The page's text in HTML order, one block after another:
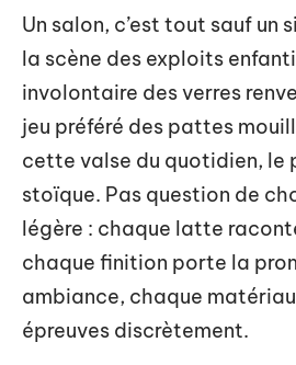
Un salon, c’est tout sauf un
la scène des exploits
involontaire des verres
jeu préféré des pattes
cette valse du quotidien, le
stoïque. Pas question de
légère : chaque latte
chaque finition porte la
ambiance, chaque
épreuves discrètement.